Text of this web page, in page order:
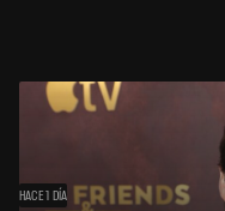
HACE 1 DÍA